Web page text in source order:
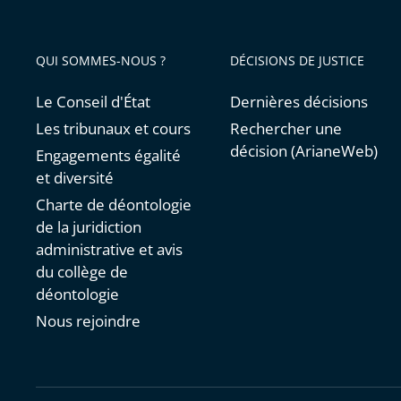
QUI SOMMES-NOUS ?
Le Conseil d'État
Les tribunaux et cours
Engagements égalité
et diversité
Charte de déontologie
de la juridiction
administrative et avis
du collège de
déontologie
Nous rejoindre
DÉCISIONS DE JUSTICE
Dernières décisions
Rechercher une
décision (ArianeWeb)